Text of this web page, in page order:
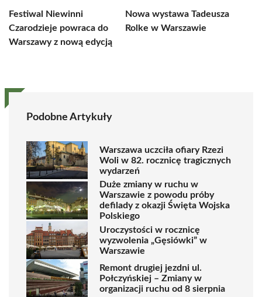
Festiwal Niewinni
Czarodzieje powraca do
Warszawy z nową edycją
Nowa wystawa Tadeusza
Rolke w Warszawie
Podobne Artykuły
Warszawa uczciła ofiary Rzezi
Woli w 82. rocznicę tragicznych
wydarzeń
Duże zmiany w ruchu w
Warszawie z powodu próby
defilady z okazji Święta Wojska
Polskiego
Uroczystości w rocznicę
wyzwolenia „Gęsiówki” w
Warszawie
Remont drugiej jezdni ul.
Połczyńskiej – Zmiany w
organizacji ruchu od 8 sierpnia